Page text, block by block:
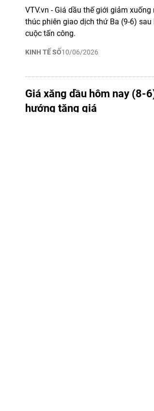
KINH TẾ SỐ10/06/2026
VTV.vn - Giá dầu thế giới giảm
thúc phiên giao dịch thứ Ba (9-6)
cuộc tấn công.
Giá xăng dầu hôm nay (8-
hướng tăng giá